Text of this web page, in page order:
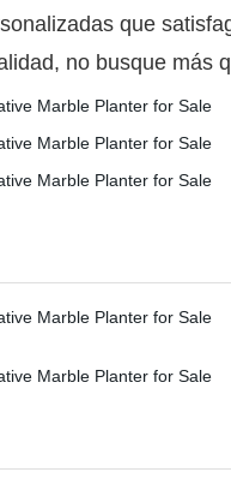
que
no busque más